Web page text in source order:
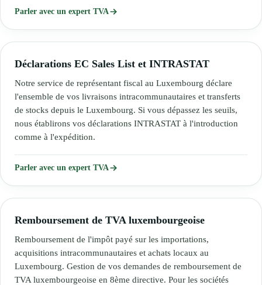
Parler avec un expert TVA
Déclarations EC Sales List et INTRASTAT
Notre service de représentant fiscal au Luxembourg déclare
l'ensemble de vos livraisons intracommunautaires et transferts
de stocks depuis le Luxembourg. Si vous dépassez les seuils,
nous établirons vos déclarations INTRASTAT à l'introduction
comme à l'expédition.
Parler avec un expert TVA
Remboursement de TVA luxembourgeoise
Remboursement de l'impôt payé sur les importations,
acquisitions intracommunautaires et achats locaux au
Luxembourg. Gestion de vos demandes de remboursement de
TVA luxembourgeoise en 8ème directive. Pour les sociétés